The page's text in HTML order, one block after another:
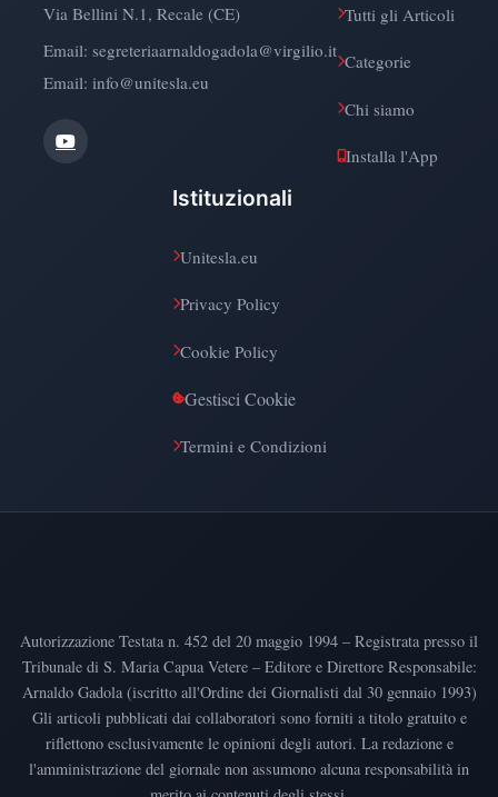
Via Bellini N.1, Recale (CE)
Email: segreteriaarnaldogadola@virgilio.it
Email: info@unitesla.eu
Tutti gli Articoli
Categorie
Chi siamo
Installa l'App
Istituzionali
Unitesla.eu
Privacy Policy
Cookie Policy
Gestisci Cookie
Termini e Condizioni
Autorizzazione Testata n. 452 del 20 maggio 1994 – Registrata presso il
Tribunale di S. Maria Capua Vetere – Editore e Direttore Responsabile:
Arnaldo Gadola (iscritto all'Ordine dei Giornalisti dal 30 gennaio 1993)
Gli articoli pubblicati dai collaboratori sono forniti a titolo gratuito e
riflettono esclusivamente le opinioni degli autori. La redazione e
l'amministrazione del giornale non assumono alcuna responsabilità in